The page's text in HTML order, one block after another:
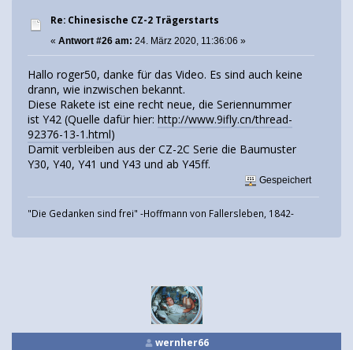
Re: Chinesische CZ-2 Trägerstarts
« Antwort #26 am: 24. März 2020, 11:36:06 »
Hallo roger50, danke für das Video. Es sind auch keine
drann, wie inzwischen bekannt.
Diese Rakete ist eine recht neue, die Seriennummer
ist Y42 (Quelle dafür hier: http://www.9ifly.cn/thread-
92376-13-1.html)
Damit verbleiben aus der CZ-2C Serie die Baumuster
Y30, Y40, Y41 und Y43 und ab Y45ff.
Gespeichert
"Die Gedanken sind frei" -Hoffmann von Fallersleben, 1842-
wernher66